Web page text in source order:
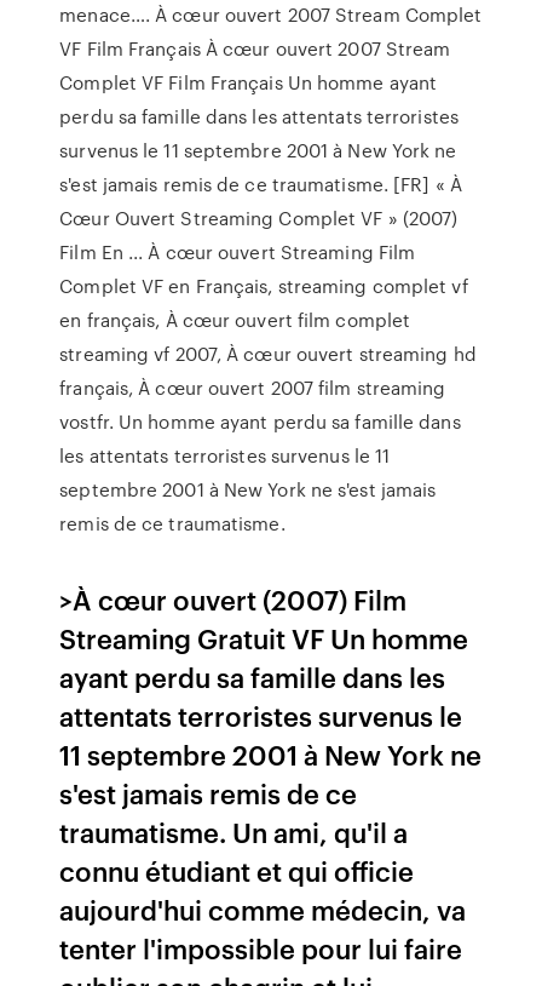
menace…. À cœur ouvert 2007 Stream Complet
VF Film Français À cœur ouvert 2007 Stream
Complet VF Film Français Un homme ayant
perdu sa famille dans les attentats terroristes
survenus le 11 septembre 2001 à New York ne
s'est jamais remis de ce traumatisme. [FR] « À
Cœur Ouvert Streaming Complet VF » (2007)
Film En ... À cœur ouvert Streaming Film
Complet VF en Français, streaming complet vf
en français, À cœur ouvert film complet
streaming vf 2007, À cœur ouvert streaming hd
français, À cœur ouvert 2007 film streaming
vostfr. Un homme ayant perdu sa famille dans
les attentats terroristes survenus le 11
septembre 2001 à New York ne s'est jamais
remis de ce traumatisme.
>À cœur ouvert (2007) Film
Streaming Gratuit VF Un homme
ayant perdu sa famille dans les
attentats terroristes survenus le
11 septembre 2001 à New York ne
s'est jamais remis de ce
traumatisme. Un ami, qu'il a
connu étudiant et qui officie
aujourd'hui comme médecin, va
tenter l'impossible pour lui faire